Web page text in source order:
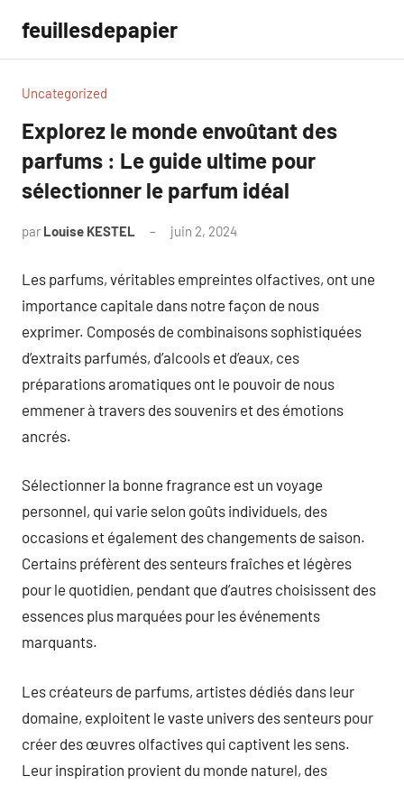
contenu
feuillesdepapier
Uncategorized
Explorez le monde envoûtant des
parfums : Le guide ultime pour
sélectionner le parfum idéal
par Louise KESTEL juin 2, 2024
Les parfums, véritables empreintes olfactives, ont une
importance capitale dans notre façon de nous
exprimer. Composés de combinaisons sophistiquées
d’extraits parfumés, d’alcools et d’eaux, ces
préparations aromatiques ont le pouvoir de nous
emmener à travers des souvenirs et des émotions
ancrés.
Sélectionner la bonne fragrance est un voyage
personnel, qui varie selon goûts individuels, des
occasions et également des changements de saison.
Certains préfèrent des senteurs fraîches et légères
pour le quotidien, pendant que d’autres choisissent des
essences plus marquées pour les événements
marquants.
Les créateurs de parfums, artistes dédiés dans leur
domaine, exploitent le vaste univers des senteurs pour
créer des œuvres olfactives qui captivent les sens.
Leur inspiration provient du monde naturel, des